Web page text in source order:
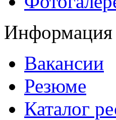
Информация
Вакансии
Резюме
Каталог